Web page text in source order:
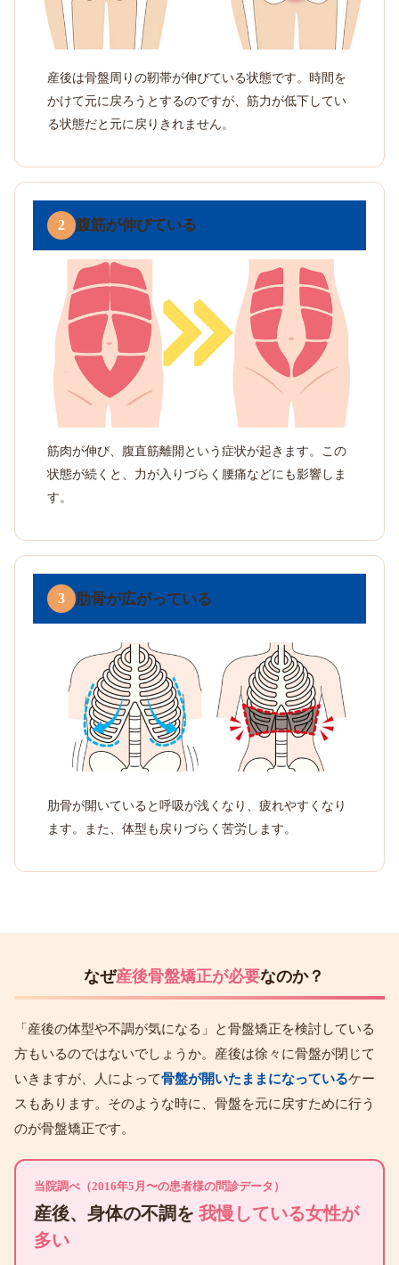
産後は骨盤周りの靭帯が伸びている状態です。時間を
かけて元に戻ろうとするのですが、筋力が低下してい
る状態だと元に戻りきれません。
2 腹筋が伸びている
筋肉が伸び、腹直筋離開という症状が起きます。この
状態が続くと、力が入りづらく腰痛などにも影響しま
す。
3 肋骨が広がっている
肋骨が開いていると呼吸が浅くなり、疲れやすくなり
ます。また、体型も戻りづらく苦労します。
なぜ産後骨盤矯正が必要なのか？
「産後の体型や不調が気になる」と骨盤矯正を検討している
方もいるのではないでしょうか。産後は徐々に骨盤が閉じて
いきますが、人によって骨盤が開いたままになっているケー
スもあります。そのような時に、骨盤を元に戻すために行う
のが骨盤矯正です。
当院調べ（2016年5月〜の患者様の問診データ）
産後、身体の不調を 我慢している女性が
多い